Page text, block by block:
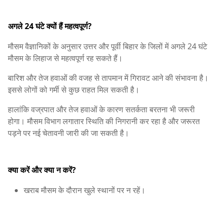
अगले 24 घंटे क्यों हैं महत्वपूर्ण?
मौसम वैज्ञानिकों के अनुसार उत्तर और पूर्वी बिहार के जिलों में अगले 24 घंटे
मौसम के लिहाज से महत्वपूर्ण रह सकते हैं।
बारिश और तेज हवाओं की वजह से तापमान में गिरावट आने की संभावना है।
इससे लोगों को गर्मी से कुछ राहत मिल सकती है।
हालांकि वज्रपात और तेज हवाओं के कारण सतर्कता बरतना भी जरूरी
होगा। मौसम विभाग लगातार स्थिति की निगरानी कर रहा है और जरूरत
पड़ने पर नई चेतावनी जारी की जा सकती है।
क्या करें और क्या न करें?
खराब मौसम के दौरान खुले स्थानों पर न रहें।